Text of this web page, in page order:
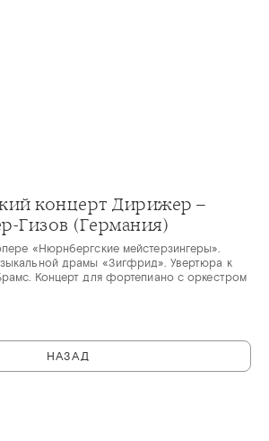
концерт Дирижер –
Гизов (Германия)
«Нюрнбергские мейстерзингеры».
драмы «Зигфрид». Увертюра к
Концерт для фортепиано с оркестром
НАЗАД